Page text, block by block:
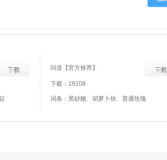
问道【官方推荐】
下载：19108
词条：黑砂糖、胡萝卜块、普通玫瑰